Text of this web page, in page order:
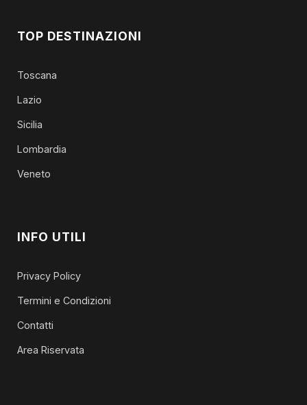
TOP DESTINAZIONI
Toscana
Lazio
Sicilia
Lombardia
Veneto
INFO UTILI
Privacy Policy
Termini e Condizioni
Contatti
Area Riservata